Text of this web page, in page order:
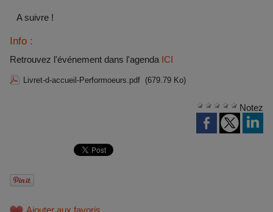
A suivre !
Info :
Retrouvez l'événement dans l'agenda ICI
Livret-d-accueil-Performoeurs.pdf (679.79 Ko)
Notez
Ajouter aux favoris